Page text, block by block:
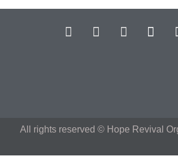
All rights reserved © Hope Revival